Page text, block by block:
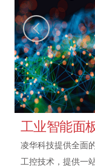
工业智能面
凌华科技提供全面
工控技术，提供一